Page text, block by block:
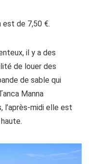
de 7,50 €.
il y a des
de louer des
de sable qui
Manna
l’après-midi elle est